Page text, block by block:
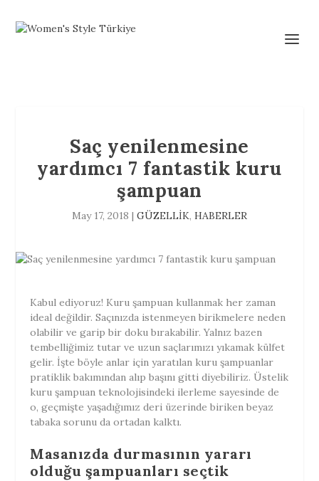
Saç yenilenmesine
yardımcı 7 fantastik kuru
şampuan
May 17, 2018 | GÜZELLİK, HABERLER
Kabul ediyoruz! Kuru şampuan kullanmak her zaman
ideal değildir. Saçınızda istenmeyen birikmelere neden
olabilir ve garip bir doku bırakabilir. Yalnız bazen
tembelliğimiz tutar ve uzun saçlarımızı yıkamak külfet
gelir. İşte böyle anlar için yaratılan kuru şampuanlar
pratiklik bakımından alıp başını gitti diyebiliriz. Üstelik
kuru şampuan teknolojisindeki ilerleme sayesinde de
o, geçmişte yaşadığımız deri üzerinde biriken beyaz
tabaka sorunu da ortadan kalktı.
Masanızda durmasının yararı
olduğu şampuanları seçtik